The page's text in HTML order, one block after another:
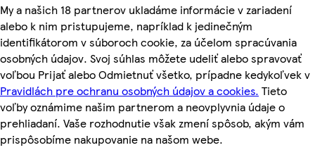
My a našich 18 partnerov ukladáme informácie v zariadení
alebo k nim pristupujeme, napríklad k jedinečným
identifikátorom v súboroch cookie, za účelom spracúvania
osobných údajov. Svoj súhlas môžete udeliť alebo spravovať
voľbou Prijať alebo Odmietnuť všetko, prípadne kedykoľvek v
Pravidlách pre ochranu osobných údajov a cookies. Tieto
voľby oznámime našim partnerom a neovplyvnia údaje o
prehliadaní. Vaše rozhodnutie však zmení spôsob, akým vám
prispôsobíme nakupovanie na našom webe.